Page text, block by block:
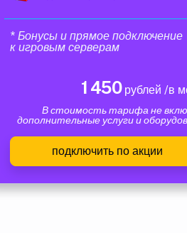
* Бонусы и прямое подключение
к игровым серверам
1 450рублей /в
В стоимость тарифа не
дополнительные услуги и
подключить по акции